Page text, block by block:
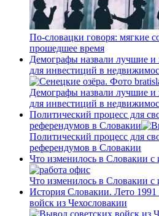
По-словацки говоря: мягкие
прошедшее время
Демографы назвали лучшие
для инвестиций в
Демографы назвали лучшие
для инвестиций в
Политический процесс для
референдумов в Словакии
Политический процесс для
референдумов в Словакии
Что изменилось в Словакии с
Что изменилось в Словакии с
История Словакии. Лето 1991
войск из Чехословакии